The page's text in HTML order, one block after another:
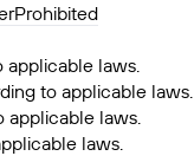
applicable laws.
to applicable laws.
applicable laws.
laws.